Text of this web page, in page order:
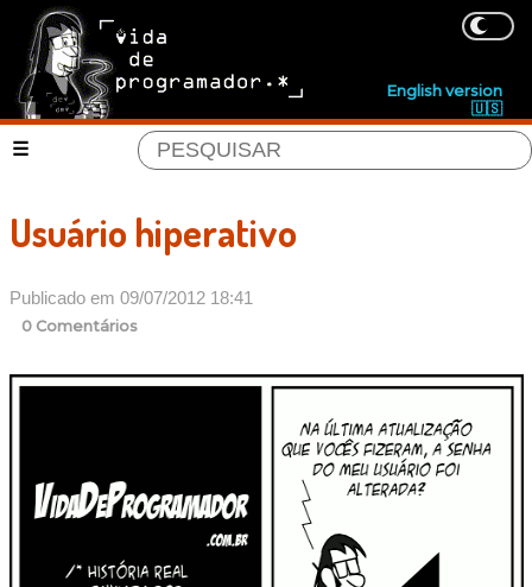
English version
🇺🇸
Usuário hiperativo
Publicado em 09/07/2012 18:41
0 Comentários